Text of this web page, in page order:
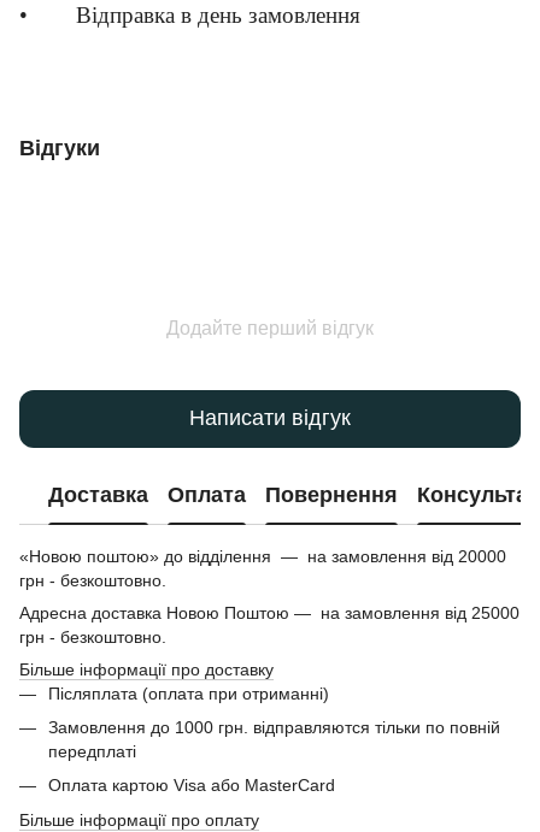
• Відправка в день замовлення
Відгуки
Додайте перший відгук
Написати відгук
Доставка Оплата Повернення
«Новою поштою» до відділення — на замовлення від 20000
грн - безкоштовно.
Адресна доставка Новою Поштою — на замовлення від 25000
грн - безкоштовно.
Більше інформації про доставку
Післяплата (оплата при отриманні)
Замовлення до 1000 грн. відправляются тільки по повній
передплаті
Оплата картою Visa або MasterCard
Більше інформації про оплату